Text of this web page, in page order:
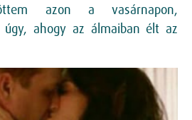
azon a vasárnapon,
úgy, ahogy az álmaiban élt az